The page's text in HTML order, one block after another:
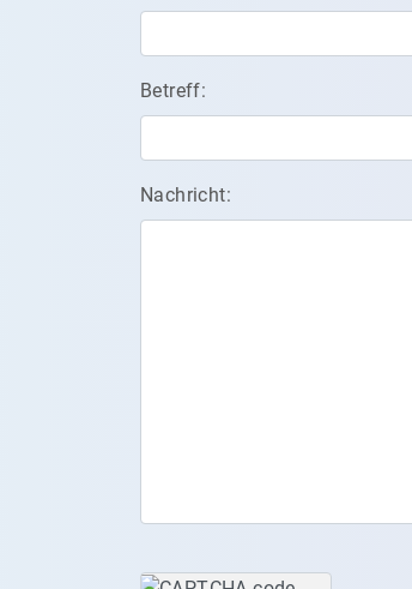
Betreff:
Nachricht: